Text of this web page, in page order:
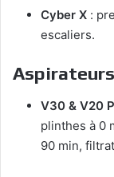
Cyber X :
escaliers.
V30 & V20
plinthes à 0
90 min,